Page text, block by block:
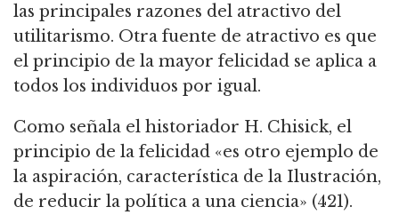
las principales razones del atractivo del
utilitarismo. Otra fuente de atractivo es que
el principio de la mayor felicidad se aplica a
todos los individuos por igual.
Como señala el historiador H. Chisick, el
principio de la felicidad «es otro ejemplo de
la aspiración, característica de la Ilustración,
de reducir la política a una ciencia» (421).